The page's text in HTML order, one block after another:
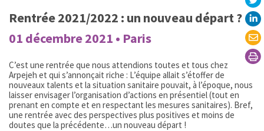
Rentrée 2021/2022 : un nouveau départ ?
01 décembre 2021 • Paris
C’est une rentrée que nous attendions toutes et tous chez
Arpejeh et qui s’annonçait riche : L’équipe allait s’étoffer de
nouveaux talents et la situation sanitaire pouvait, à l’époque, nous
laisser envisager l’organisation d’actions en présentiel (tout en
prenant en compte et en respectant les mesures sanitaires). Bref,
une rentrée avec des perspectives plus positives et moins de
doutes que la précédente…un nouveau départ !